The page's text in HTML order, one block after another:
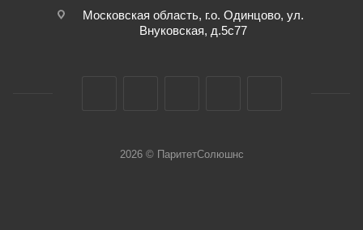
Московская область, г.о. Одинцово, ул.
Внуковская, д.5с77
2026 © ПаритетСолюшнс